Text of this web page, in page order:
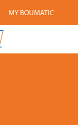
MY BOUMATIC